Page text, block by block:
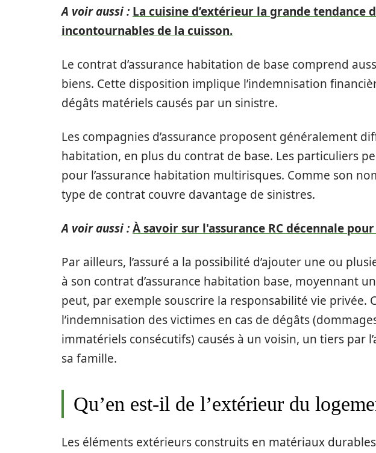
A voir aussi : La cuisine d’extérieur la grande tendance
incontournables de la cuisson.
Le contrat d’assurance habitation de base comprend
biens. Cette disposition implique l’indemnisation
dégâts matériels causés par un sinistre.
Les compagnies d’assurance proposent généralement
habitation, en plus du contrat de base. Les particuliers
pour l’assurance habitation multirisques. Comme son
type de contrat couvre davantage de sinistres.
A voir aussi :À savoir sur l'assurance RC décennale
Par ailleurs, l’assuré a la possibilité d’ajouter une ou
à son contrat d’assurance habitation base, moyennant
peut, par exemple souscrire la responsabilité vie privée.
l’indemnisation des victimes en cas de dégâts
immatériels consécutifs) causés à un voisin, un tiers par
sa famille.
Qu’en est-il de l’extérieur du
Les éléments extérieurs construits en matériaux